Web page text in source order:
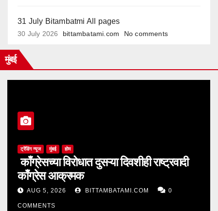
31 July Bitambatmi All pages
30 July 2026 bittambatami.com No comments
मुंबई
ट्रेंडिंग न्यूज मुंबई होम
काँग्रेसच्या विरोधात दुसऱ्या दिवशीही राष्ट्रवादी
काँग्रेस आक्रमक
AUG 5, 2026 BITTAMBATAMI.COM 0
COMMENTS